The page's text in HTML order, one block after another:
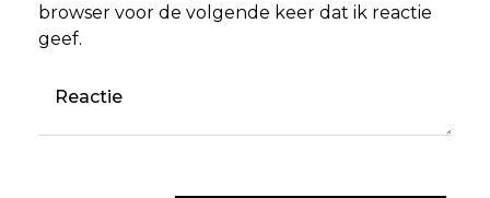
browser voor de volgende keer dat ik reactie
geef.